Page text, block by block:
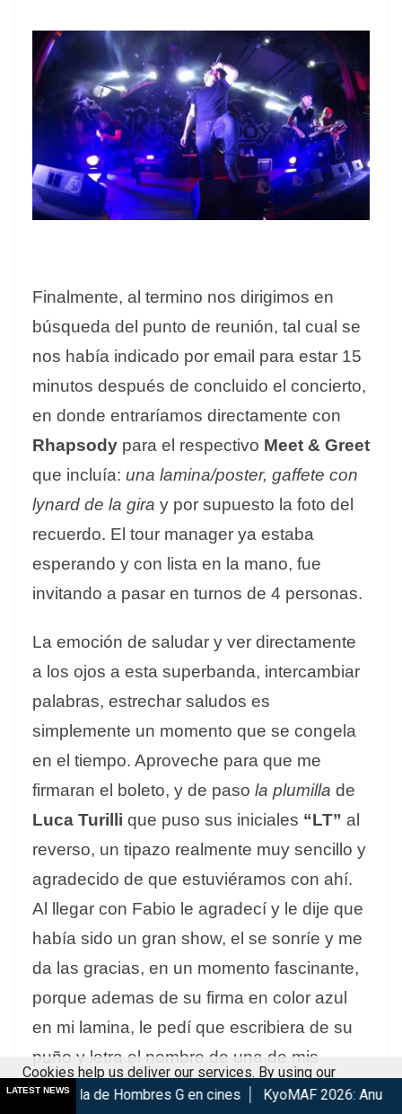
Finalmente, al termino nos dirigimos en
búsqueda del punto de reunión, tal cual se
nos había indicado por email para estar 15
minutos después de concluido el concierto,
en donde entraríamos directamente con
Rhapsody para el respectivo Meet & Greet
que incluía: una lamina/poster, gaffete con
lynard de la gira y por supuesto la foto del
recuerdo. El tour manager ya estaba
esperando y con lista en la mano, fue
invitando a pasar en turnos de 4 personas.
La emoción de saludar y ver directamente
a los ojos a esta superbanda, intercambiar
palabras, estrechar saludos es
simplemente un momento que se congela
en el tiempo. Aproveche para que me
firmaran el boleto, y de paso la plumilla de
Luca Turilli que puso sus iniciales “LT” al
reverso, un tipazo realmente muy sencillo y
agradecido de que estuviéramos con ahí.
Al llegar con Fabio le agradecí y le dije que
había sido un gran show, el se sonríe y me
da las gracias, en un momento fascinante,
porque ademas de su firma en color azul
en mi lamina, le pedí que escribiera de su
puño y letra el nombre de una de mis
canciones favoritas, “claro..!!” dijo: ¡Dawn of
LATEST NEWSG en cines KyoMAF 2026: Anuncian
Cookies help us deliver our services. By using our
services, you agree to our use of cookies.
Got it